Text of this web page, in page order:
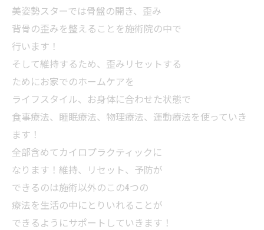
美姿勢スターでは骨盤の開き、歪み
背骨の歪みを整えることを施術院の中で
行います！
そして維持するため、歪みリセットする
ためにお家でのホームケアを
ライフスタイル、お身体に合わせた状態で
食事療法、睡眠療法、物理療法、運動療法を使っていき
ます！
全部含めてカイロプラクティックに
なります！維持、リセット、予防が
できるのは施術以外のこの4つの
療法を生活の中にとりいれることが
できるようにサポートしていきます！